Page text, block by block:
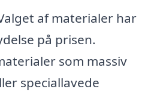
af materialer har
på prisen.
som massiv
speciallavede